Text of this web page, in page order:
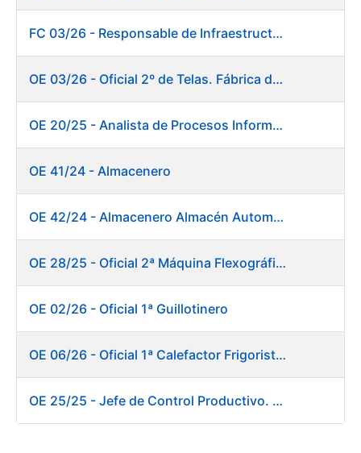
FC 03/26 - Responsable de Infraestructuras de TI
OE 03/26 - Oficial 2º de Telas. Fábrica de Papel
OE 20/25 - Analista de Procesos Informáticos
OE 41/24 - Almacenero
OE 42/24 - Almacenero Almacén Automático
OE 28/25 - Oficial 2ª Máquina Flexográfica y Finalizado
OE 02/26 - Oficial 1ª Guillotinero
OE 06/26 - Oficial 1ª Calefactor Frigorista. Fábrica de Papel
OE 25/25 - Jefe de Control Productivo. Fábrica de Papel